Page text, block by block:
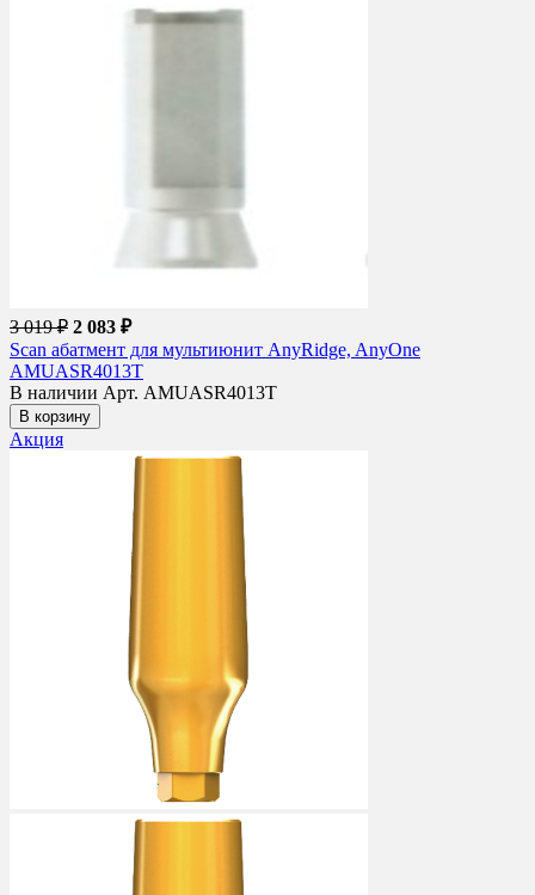
3 019 ₽ 2 083 ₽
Scan абатмент для мультиюнит AnyRidge, AnyOne
AMUASR4013T
В наличии Арт. AMUASR4013T
В корзину
Акция